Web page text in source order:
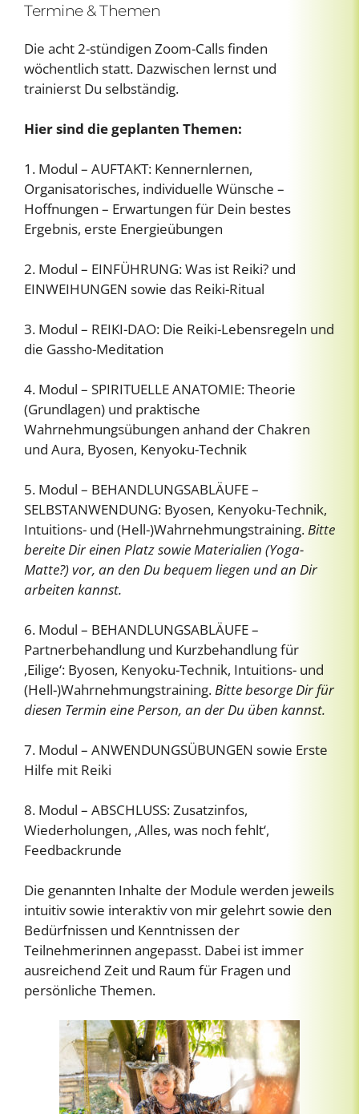
Termine & Themen
Die acht 2-stündigen Zoom-Calls finden
wöchentlich statt. Dazwischen lernst und
trainierst Du selbständig.
Hier sind die geplanten Themen:
1. Modul – AUFTAKT: Kennernlernen,
Organisatorisches, individuelle Wünsche –
Hoffnungen – Erwartungen für Dein bestes
Ergebnis, erste Energieübungen
2. Modul – EINFÜHRUNG: Was ist Reiki? und
EINWEIHUNGEN sowie das Reiki-Ritual
3. Modul – REIKI-DAO: Die Reiki-Lebensregeln und
die Gassho-Meditation
4. Modul – SPIRITUELLE ANATOMIE: Theorie
(Grundlagen) und praktische
Wahrnehmungsübungen anhand der Chakren
und Aura, Byosen, Kenyoku-Technik
5. Modul – BEHANDLUNGSABLÄUFE –
SELBSTANWENDUNG: Byosen, Kenyoku-Technik,
Intuitions- und (Hell-)Wahrnehmungstraining.Bitte
bereite Dir einen Platz sowie Materialien (Yoga-
Matte?) vor, an den Du bequem liegen und an Dir
arbeiten kannst.
6. Modul – BEHANDLUNGSABLÄUFE –
Partnerbehandlung und Kurzbehandlung für
‚Eilige‘: Byosen, Kenyoku-Technik, Intuitions- und
(Hell-)Wahrnehmungstraining.Bitte besorge Dir für
diesen Termin eine Person, an der Du üben kannst.
7. Modul – ANWENDUNGSÜBUNGEN sowie Erste
Hilfe mit Reiki
8. Modul – ABSCHLUSS: Zusatzinfos,
Wiederholungen, ‚Alles, was noch fehlt‘,
Feedbackrunde
Die genannten Inhalte der Module werden jeweils
intuitiv sowie interaktiv von mir gelehrt sowie den
Bedürfnissen und Kenntnissen der
Teilnehmerinnen angepasst. Dabei ist immer
ausreichend Zeit und Raum für Fragen und
persönliche Themen.